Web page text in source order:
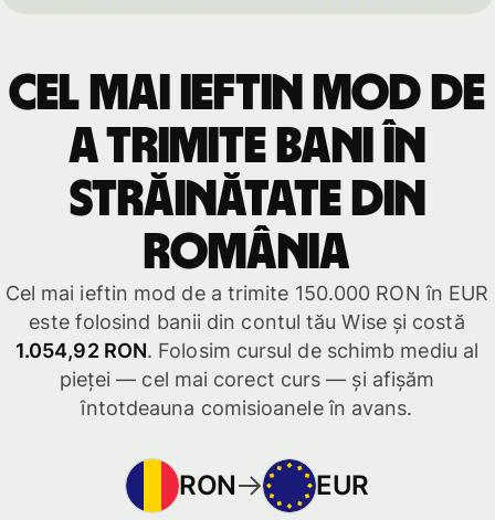
Cel mai ieftin mod de
a trimite bani în
străinătate din
România
Cel mai ieftin mod de a trimite 150.000 RON în EUR
este folosind banii din contul tău Wise și costă
1.054,92 RON. Folosim cursul de schimb mediu al
pieței — cel mai corect curs — și afișăm
întotdeauna comisioanele în avans.
RON EUR